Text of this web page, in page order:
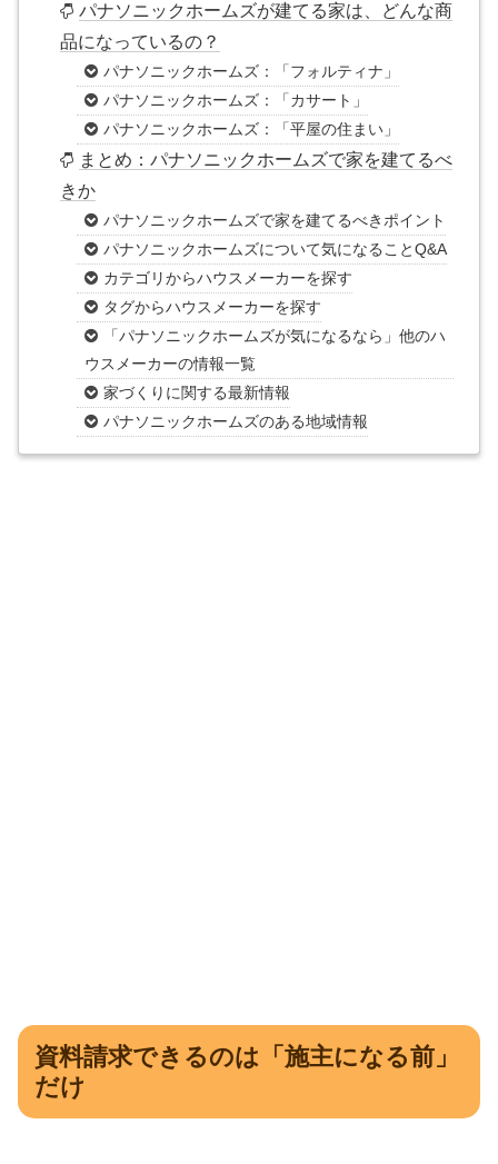
パナソニックホームズ​​が建てる家は、どんな商
品になっているの？
パナソニックホームズ：「フォルティナ」
パナソニックホームズ​​：「カサート」
パナソニックホームズ​​：「平屋の住まい」
まとめ：パナソニックホームズ​​で家を建てるべ
きか
パナソニックホームズ​​で家を建てるべきポイント
パナソニックホームズ​​について気になることQ&A
カテゴリからハウスメーカーを探す
タグからハウスメーカーを探す
「パナソニックホームズ​​が気になるなら」他のハ
ウスメーカーの情報一覧
家づくりに関する最新情報
パナソニックホームズ​​のある地域情報
資料請求できるのは「施主になる前」
だけ